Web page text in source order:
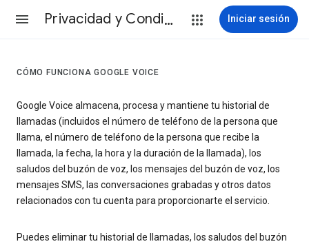
Privacidad y Condiciones Iniciar sesión
CÓMO FUNCIONA GOOGLE VOICE
Google Voice almacena, procesa y mantiene tu historial de
llamadas (incluidos el número de teléfono de la persona que
llama, el número de teléfono de la persona que recibe la
llamada, la fecha, la hora y la duración de la llamada), los
saludos del buzón de voz, los mensajes del buzón de voz, los
mensajes SMS, las conversaciones grabadas y otros datos
relacionados con tu cuenta para proporcionarte el servicio.
Puedes eliminar tu historial de llamadas, los saludos del buzón